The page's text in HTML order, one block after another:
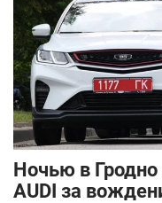
Ночью в
AUDI за